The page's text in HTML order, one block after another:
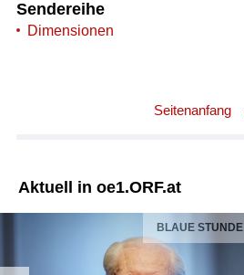
Sendereihe
Dimensionen
Seitenanfang
Aktuell in oe1.ORF.at
BLAUE STUNDE